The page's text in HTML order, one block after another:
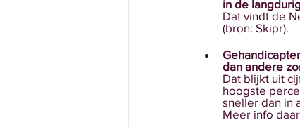
in de
Dat vindt de
(bron: Skipr).
dan andere
Dat blijkt uit
hoogste
sneller dan in
Meer info